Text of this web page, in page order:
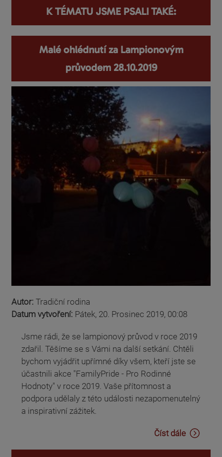
K TÉMATU JSME PSALI TAKÉ:
Malé ohlédnutí za Lampionovým
průvodem 28.10.2019
Autor: Tradiční rodina
Datum vytvoření: Pátek, 20. Prosinec 2019, 00:08
Jsme rádi, že se lampionový průvod v roce 2019
zdařil. Těšíme se s Vámi na další setkání. Chtěli
bychom vyjádřit upřímné díky všem, kteří jste se
účastnili akce "FamilyPride - Pro Rodinné
Hodnoty" v roce 2019. Vaše přítomnost a
podpora udělaly z této události nezapomenutelný
a inspirativní zážitek.
Číst dále